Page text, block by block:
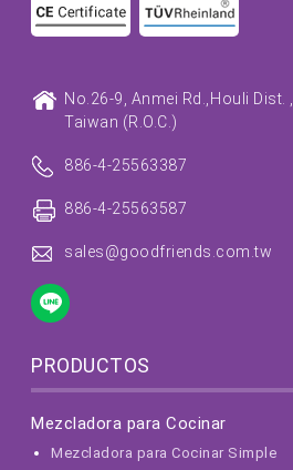
No.26-9, Anmei Rd.,Houli Dist. ,
Taiwan (R.O.C.)
886-4-25563387
886-4-25563587
sales@goodfriends.com.tw
PRODUCTOS
Mezcladora para Cocinar
Mezcladora para Cocinar Simple